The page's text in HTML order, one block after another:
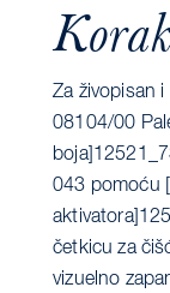
Za živopisan
08104/00
043 pomoću
četkicu za
vizuelno